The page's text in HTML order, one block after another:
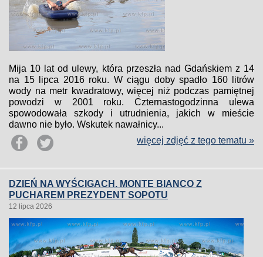
Mija 10 lat od ulewy, która przeszła nad Gdańskiem z 14
na 15 lipca 2016 roku. W ciągu doby spadło 160 litrów
wody na metr kwadratowy, więcej niż podczas pamiętnej
powodzi w 2001 roku. Czternastogodzinna ulewa
spowodowała szkody i utrudnienia, jakich w mieście
dawno nie było. Wskutek nawałnicy...
więcej zdjęć z tego tematu »
DZIEŃ NA WYŚCIGACH. MONTE BIANCO Z
PUCHAREM PREZYDENT SOPOTU
12 lipca 2026